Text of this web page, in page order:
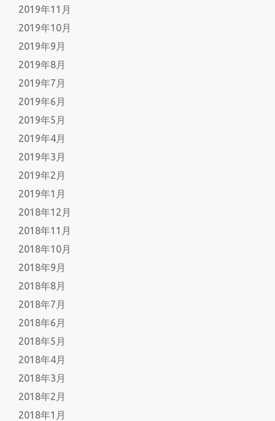
2019年11月
2019年10月
2019年9月
2019年8月
2019年7月
2019年6月
2019年5月
2019年4月
2019年3月
2019年2月
2019年1月
2018年12月
2018年11月
2018年10月
2018年9月
2018年8月
2018年7月
2018年6月
2018年5月
2018年4月
2018年3月
2018年2月
2018年1月